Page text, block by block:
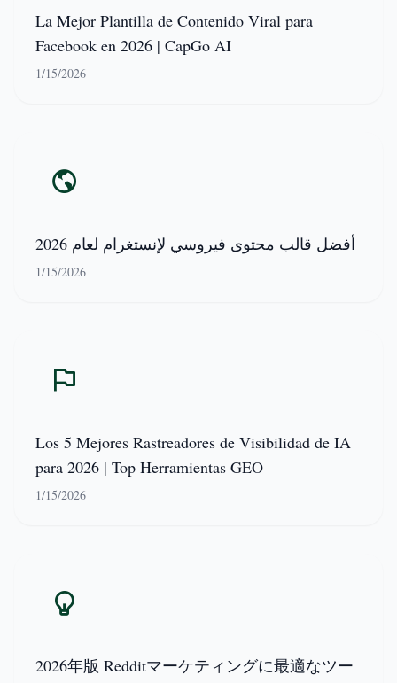
La Mejor Plantilla de Contenido Viral para
Facebook en 2026 | CapGo AI
1/15/2026
أفضل قالب محتوى فيروسي لإنستغرام لعام 2026
1/15/2026
Los 5 Mejores Rastreadores de Visibilidad de IA
para 2026 | Top Herramientas GEO
1/15/2026
2026年版 Redditマーケティングに最適なツー